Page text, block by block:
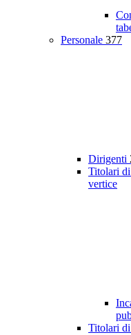
Personale 377
Dirigenti
Titolari
vertice
Titolari